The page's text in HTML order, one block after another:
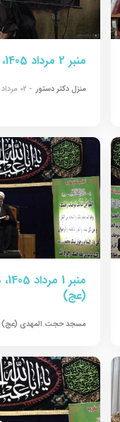
منبر 2 مرداد 1405، منزل دکتر دستور
منزل دکتر دستور - 02 مرداد 1405
(عج)
مسجد حجت المهدی (عج)